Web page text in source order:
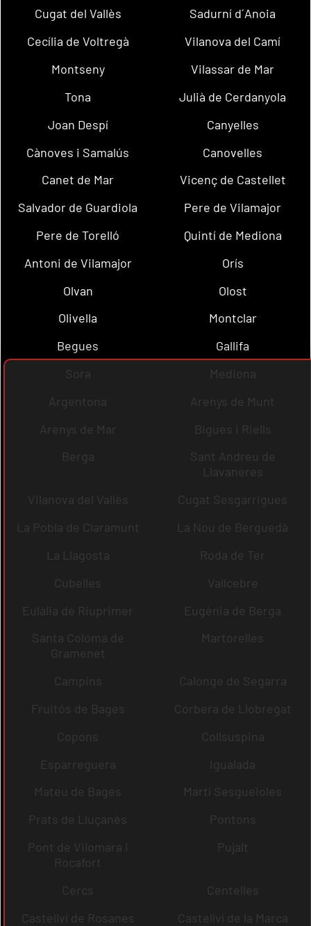
Cugat del Vallès
Sadurní d´Anoia
Cecília de Voltregà
Vilanova del Camí
Montseny
Vilassar de Mar
Tona
Julià de Cerdanyola
Joan Despí
Canyelles
Cànoves i Samalús
Canovelles
Canet de Mar
Vicenç de Castellet
Salvador de Guardiola
Pere de Vilamajor
Pere de Torelló
Quintí de Mediona
Antoni de Vilamajor
Orís
Olvan
Olost
Olivella
Montclar
Begues
Gallifa
Sora
Mediona
Argentona
Arenys de Munt
Arenys de Mar
Bigues i Riells
Berga
Sant Andreu de
Llavaneres
Vilanova del Vallès
Cugat Sesgarrigues
La Pobla de Claramunt
La Nou de Berguedà
La Llagosta
Roda de Ter
Cubelles
Vallcebre
Eulàlia de Riuprimer
Eugènia de Berga
Santa Coloma de
Gramenet
Martorelles
Campins
Calonge de Segarra
Fruitós de Bages
Corbera de Llobregat
Copons
Collsuspina
Esparreguera
Igualada
Mateu de Bages
Martí Sesgueioles
Prats de Lluçanès
Pontons
Pont de Vilomara i
Rocafort
Pujalt
Cercs
Centelles
Castellví de Rosanes
Castellví de la Marca